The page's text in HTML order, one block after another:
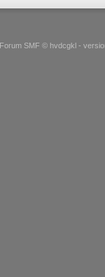
Forum SMF © hvdcgkl -